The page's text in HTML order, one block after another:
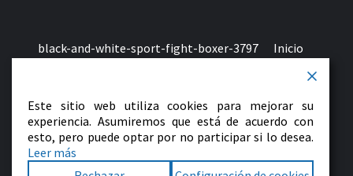
black-and-white-sport-fight-boxer-3797 Inicio
early-morning-in-monaco-picjumbo-com
Este sitio web utiliza cookies para mejorar su
experiencia. Asumiremos que está de acuerdo con
esto, pero puede optar por no participar si lo desea.
Leer más